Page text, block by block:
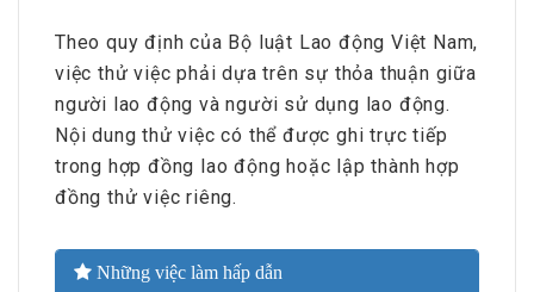
Theo quy định của Bộ luật Lao động Việt Nam,
việc thử việc phải dựa trên sự thỏa thuận giữa
người lao động và người sử dụng lao động.
Nội dung thử việc có thể được ghi trực tiếp
trong hợp đồng lao động hoặc lập thành hợp
đồng thử việc riêng.
Những việc làm hấp dẫn